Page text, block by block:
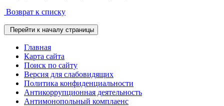
Возврат к списку
Перейти к началу страницы
Главная
Карта сайта
Поиск по сайту
Версия для слабовидящих
Политика конфиденциальности
Антикоррупционная деятельность
Антимонопольный комплаенс